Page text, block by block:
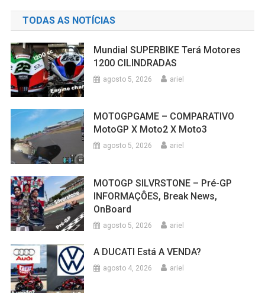
TODAS AS NOTÍCIAS
Mundial SUPERBIKE Terá Motores
1200 CILINDRADAS
agosto 5, 2026 ariel
MOTOGPGAME – COMPARATIVO
MotoGP X Moto2 X Moto3
agosto 5, 2026 ariel
MOTOGP SILVRSTONE – Pré-GP
INFORMAÇÔES, Break News,
OnBoard
agosto 5, 2026 ariel
A DUCATI Está A VENDA?
agosto 4, 2026 ariel